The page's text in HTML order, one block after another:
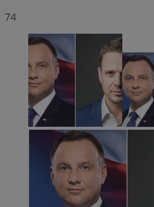
74